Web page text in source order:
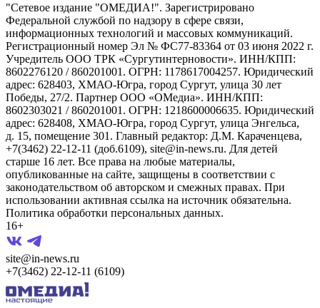
"Сетевое издание "ОМЕДИА!". Зарегистрировано
Федеральной службой по надзору в сфере связи,
информационных технологий и массовых коммуникаций.
Регистрационный номер Эл № ФС77-83364 от 03 июня 2022 г.
Учредитель ООО ТРК «Сургутинтерновости». ИНН/КПП:
8602276120 / 860201001. ОГРН: 1178617004257. Юридический
адрес: 628403, ХМАО-Югра, город Сургут, улица 30 лет
Победы, 27/2. Партнер ООО «ОМедиа». ИНН/КПП:
8602303021 / 860201001. ОГРН: 1218600006635. Юридический
адрес: 628408, ХМАО-Югра, город Сургут, улица Энгельса,
д. 15, помещение 301. Главный редактор: Д.М. Караченцева,
+7(3462) 22-12-11 (доб.6109), site@in-news.ru. Для детей
старше 16 лет. Все права на любые материалы,
опубликованные на сайте, защищены в соответствии с
законодательством об авторском и смежных правах. При
использовании активная ссылка на источник обязательна.
Политика обработки персональных данных.
16+
site@in-news.ru
+7(3462) 22-12-11 (6109)